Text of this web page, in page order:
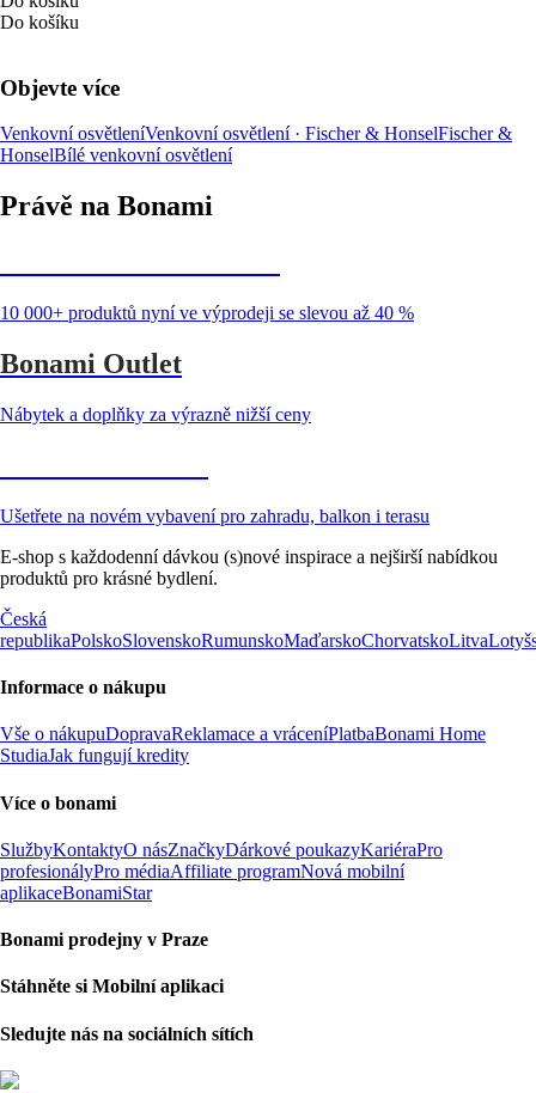
Do košíku
Objevte více
Venkovní osvětleníVenkovní osvětlení · Fischer & HonselFischer &
HonselBílé venkovní osvětlení
Právě na Bonami
10 000+ produktů nyní ve výprodeji se slevou až 40 %
Bonami Outlet
Nábytek a doplňky za výrazně nižší ceny
Ušetřete na novém vybavení pro zahradu, balkon i terasu
E-shop s každodenní dávkou (s)nové inspirace a nejširší nabídkou
produktů pro krásné bydlení.
Česká
republikaPolskoSlovenskoRumunskoMaďarskoChorvatskoLitva
Informace o nákupu
Vše o nákupuDopravaReklamace a vráceníPlatbaBonami Home
StudiaJak fungují kredity
Více o bonami
SlužbyKontaktyO násZnačkyDárkové poukazyKariéraPro
profesionályPro médiaAffiliate programNová mobilní
aplikaceBonamiStar
Bonami prodejny v Praze
Stáhněte si Mobilní aplikaci
Sledujte nás na sociálních sítích